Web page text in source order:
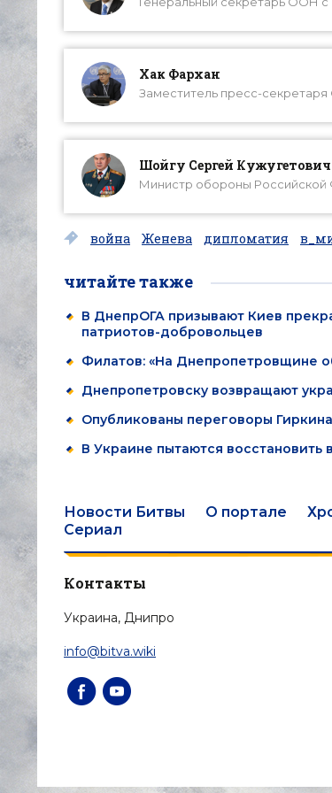
Хак Фархан
Заместитель пресс-
Шойгу Сергей Кужугетович
Министр обороны Российской
война Женева дипломатия
читайте также
В ДнепрОГА призывают Киев
патриотов-добровольцев
Филатов: «На Днепропетровщине
Днепропетровску возвращают
Опубликованы переговоры
В Украине пытаются восстановить
Новости Битвы О портале
Сериал
Контакты
Украина, Днипро
info@bitva.wiki